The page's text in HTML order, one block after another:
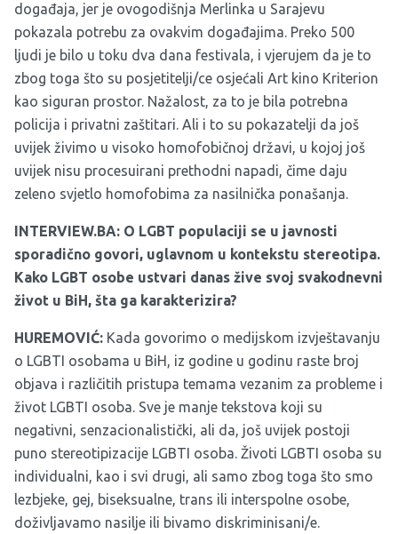
događaja, jer je ovogodišnja Merlinka u Sarajevu
pokazala potrebu za ovakvim događajima. Preko 500
ljudi je bilo u toku dva dana festivala, i vjerujem da je to
zbog toga što su posjetitelji/ce osjećali Art kino Kriterion
kao siguran prostor. Nažalost, za to je bila potrebna
policija i privatni zaštitari. Ali i to su pokazatelji da još
uvijek živimo u visoko homofobičnoj državi, u kojoj još
uvijek nisu procesuirani prethodni napadi, čime daju
zeleno svjetlo homofobima za nasilnička ponašanja.
INTERVIEW.BA: O LGBT populaciji se u javnosti
sporadično govori, uglavnom u kontekstu stereotipa.
Kako LGBT osobe ustvari danas žive svoj svakodnevni
život u BiH, šta ga karakterizira?
HUREMOVIĆ: Kada govorimo o medijskom izvještavanju
o LGBTI osobama u BiH, iz godine u godinu raste broj
objava i različitih pristupa temama vezanim za probleme i
život LGBTI osoba. Sve je manje tekstova koji su
negativni, senzacionalistički, ali da, još uvijek postoji
puno stereotipizacije LGBTI osoba. Životi LGBTI osoba su
individualni, kao i svi drugi, ali samo zbog toga što smo
lezbjeke, gej, biseksualne, trans ili interspolne osobe,
doživljavamo nasilje ili bivamo diskriminisani/e.